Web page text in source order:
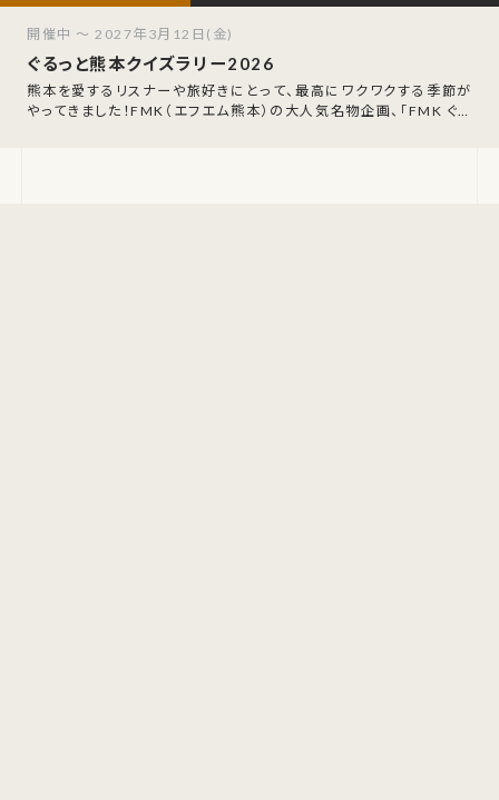
ぐるっと熊本クイズラリー2026
熊本を愛するリスナーや旅好きにとって、最高にワクワクする季節が
やってきました！FMK（エフエム熊本）の大人気名物企画、「FMK ぐる
開催中 ～ 2027年3月12日(金)